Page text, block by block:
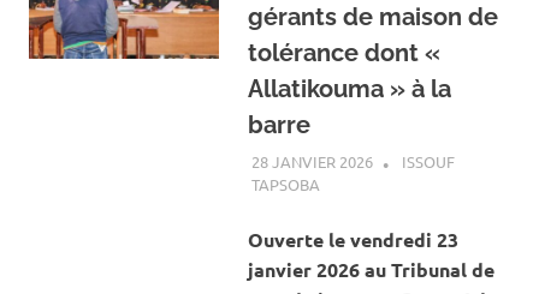
gérants de maison de
tolérance dont «
Allatikouma » à la
barre
28 JANVIER 2026
ISSOUF
TAPSOBA
Ouverte le vendredi 23
janvier 2026 au Tribunal de